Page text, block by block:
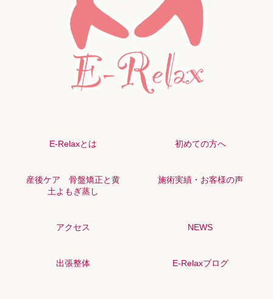
E-Relaxとは 初めての方へ
産後ケア 骨盤矯正と黄
土よもぎ蒸し
施術実績・お客様の声
アクセス NEWS
出張整体 E-Relaxブログ